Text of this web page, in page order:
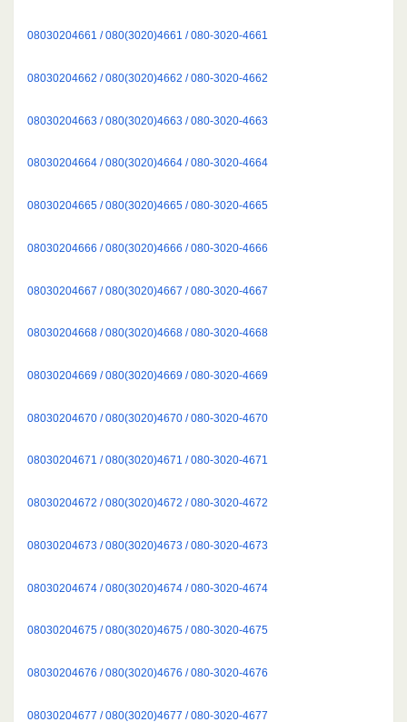
08030204661 / 080(3020)4661 / 080-3020-4661
08030204662 / 080(3020)4662 / 080-3020-4662
08030204663 / 080(3020)4663 / 080-3020-4663
08030204664 / 080(3020)4664 / 080-3020-4664
08030204665 / 080(3020)4665 / 080-3020-4665
08030204666 / 080(3020)4666 / 080-3020-4666
08030204667 / 080(3020)4667 / 080-3020-4667
08030204668 / 080(3020)4668 / 080-3020-4668
08030204669 / 080(3020)4669 / 080-3020-4669
08030204670 / 080(3020)4670 / 080-3020-4670
08030204671 / 080(3020)4671 / 080-3020-4671
08030204672 / 080(3020)4672 / 080-3020-4672
08030204673 / 080(3020)4673 / 080-3020-4673
08030204674 / 080(3020)4674 / 080-3020-4674
08030204675 / 080(3020)4675 / 080-3020-4675
08030204676 / 080(3020)4676 / 080-3020-4676
08030204677 / 080(3020)4677 / 080-3020-4677